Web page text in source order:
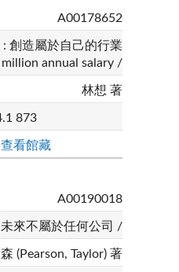
A00178652
創造屬於自己的行業
annual salary /
林想 著
873
查看館藏
A00190018
來不屬於任何公司 /
(Pearson, Taylor) 著